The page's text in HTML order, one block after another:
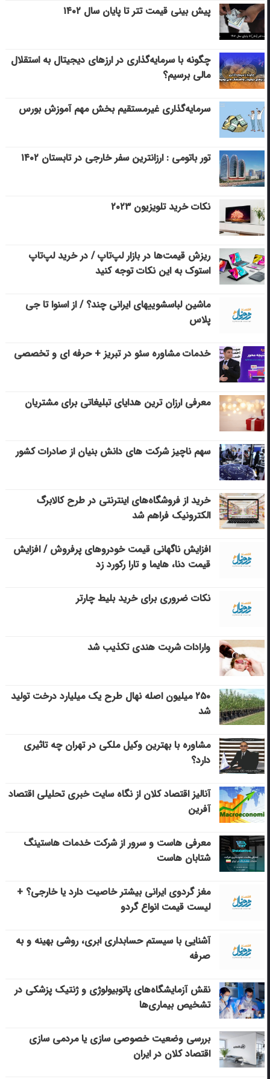
پیش بینی قیمت تتر تا پایان سال ۱۴۰۲
چگونه با سرمایه‌گذاری در ارزهای دیجیتال به استقلال
مالی برسیم؟
سرمایه‌گذاری غیرمستقیم بخش مهم آموزش بورس
تور باتومی : ارزانترین سفر خارجی در تابستان ۱۴۰۲
نکات خرید تلویزیون ۲۰۲۳
ریزش قیمت‌ها در بازار لپ‌تاپ / در خرید لپ‌تاپ
استوک به این نکات توجه کنید
ماشین لباسشویی‎های ایرانی چند؟ / از اسنوا تا جی
پلاس
خدمات مشاوره سئو در تبریز + حرفه ای و تخصصی
معرفی ارزان ترین هدایای تبلیغاتی برای مشتریان
سهم ناچیز شرکت های دانش بنیان از صادرات کشور
خرید از فروشگاه‌های اینترنتی در طرح کالابرگ
الکترونیک فراهم شد
افزایش ناگهانی قیمت خودروهای پرفروش / افزایش
قیمت دنا، هایما و تارا رکورد زد
نکات ضروری برای خرید بلیط چارتر
وارادات شربت هندی تکذیب شد
۲۵۰ میلیون اصله نهال طرح یک میلیارد درخت تولید
شد
مشاوره با بهترین وکیل ملکی در تهران چه تاثیری
دارد؟
آنالیز اقتصاد کلان از نگاه سایت خبری تحلیلی اقتصاد
آفرین
معرفی هاست و سرور از شرکت خدمات هاستینگ
شتابان هاست
مغز گردوی ایرانی بیشتر خاصیت دارد یا خارجی؟ +
لیست قیمت انواع گردو
آشنایی با سیستم حسابداری ابری، روشی بهینه و به
صرفه
نقش آزمایشگاه‌های پاتوبیولوژی و ژنتیک پزشکی در
تشخیص بیماری‌ها
بررسی وضعیت خصوصی سازی یا مردمی سازی
اقتصاد کلان در ایران